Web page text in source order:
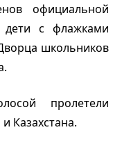
официальной
дети с флажками
школьников
пролетели
Казахстана.